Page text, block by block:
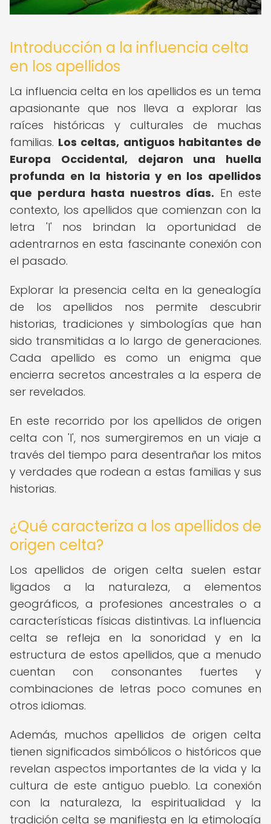
Introducción a la influencia celta
en los apellidos
La influencia celta en los apellidos es un tema
apasionante que nos lleva a explorar las
raíces históricas y culturales de muchas
familias. Los celtas, antiguos habitantes de
Europa Occidental, dejaron una huella
profunda en la historia y en los apellidos
que perdura hasta nuestros días. En este
contexto, los apellidos que comienzan con la
letra 'I' nos brindan la oportunidad de
adentrarnos en esta fascinante conexión con
el pasado.
Explorar la presencia celta en la genealogía
de los apellidos nos permite descubrir
historias, tradiciones y simbologías que han
sido transmitidas a lo largo de generaciones.
Cada apellido es como un enigma que
encierra secretos ancestrales a la espera de
ser revelados.
En este recorrido por los apellidos de origen
celta con 'I', nos sumergiremos en un viaje a
través del tiempo para desentrañar los mitos
y verdades que rodean a estas familias y sus
historias.
¿Qué caracteriza a los apellidos de
origen celta?
Los apellidos de origen celta suelen estar
ligados a la naturaleza, a elementos
geográficos, a profesiones ancestrales o a
características físicas distintivas. La influencia
celta se refleja en la sonoridad y en la
estructura de estos apellidos, que a menudo
cuentan con consonantes fuertes y
combinaciones de letras poco comunes en
otros idiomas.
Además, muchos apellidos de origen celta
tienen significados simbólicos o históricos que
revelan aspectos importantes de la vida y la
cultura de este antiguo pueblo. La conexión
con la naturaleza, la espiritualidad y la
tradición celta se manifiesta en la etimología